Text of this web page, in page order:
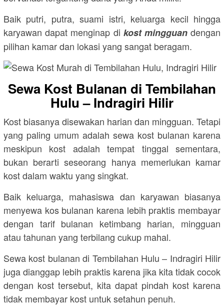
Baik putri, putra, suami istri, keluarga kecil hingga
karyawan dapat menginap di kost mingguandengan
pilihan kamar dan lokasi yang sangat beragam.
Sewa Kost Bulanan di Tembilahan
Hulu – Indragiri Hilir
Kost biasanya disewakan harian dan mingguan. Tetapi
yang paling umum adalah sewa kost bulanan karena
meskipun kost adalah tempat tinggal sementara,
bukan berarti seseorang hanya memerlukan kamar
kost dalam waktu yang singkat.
Baik keluarga, mahasiswa dan karyawan biasanya
menyewa kos bulanan karena lebih praktis membayar
dengan tarif bulanan ketimbang harian, mingguan
atau tahunan yang terbilang cukup mahal.
Sewa kost bulanan di Tembilahan Hulu – Indragiri Hilir
juga dianggap lebih praktis karena jika kita tidak cocok
dengan kost tersebut, kita dapat pindah kost karena
tidak membayar kost untuk setahun penuh.